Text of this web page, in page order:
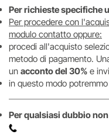
Per richieste specifiche
Per procedere con
modulo contatto oppure:
procedi all'acquisto
metodo di pagamento.
un acconto del 30% e
in questo modo
Per qualsiasi dubbio